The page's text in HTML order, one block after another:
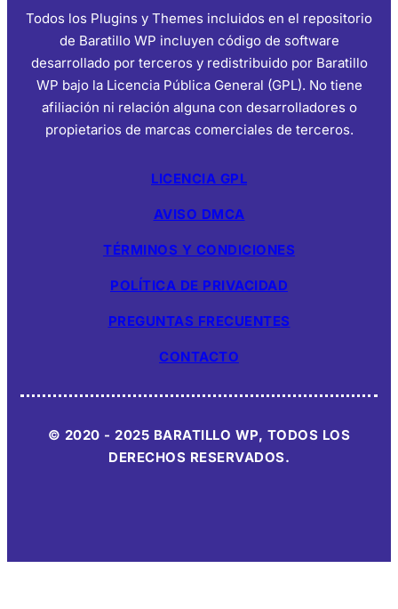
Todos los Plugins y Themes incluidos en el repositorio
de Baratillo WP incluyen código de software
desarrollado por terceros y redistribuido por Baratillo
WP bajo la Licencia Pública General (GPL). No tiene
afiliación ni relación alguna con desarrolladores o
propietarios de marcas comerciales de terceros.
LICENCIA GPL
AVISO DMCA
TÉRMINOS Y CONDICIONES
POLÍTICA DE PRIVACIDAD
PREGUNTAS FRECUENTES
CONTACTO
© 2020 - 2025 BARATILLO WP, TODOS LOS
DERECHOS RESERVADOS.